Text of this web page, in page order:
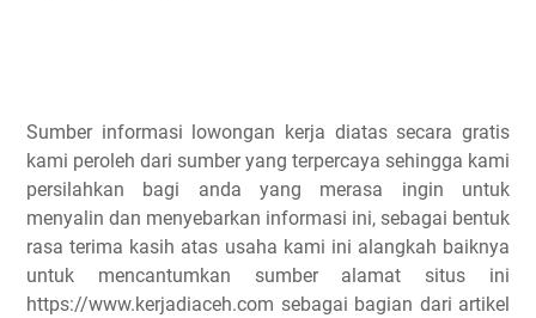
Sumber informasi lowongan kerja diatas secara gratis
kami peroleh dari sumber yang terpercaya sehingga kami
persilahkan bagi anda yang merasa ingin untuk
menyalin dan menyebarkan informasi ini, sebagai bentuk
rasa terima kasih atas usaha kami ini alangkah baiknya
untuk mencantumkan sumber alamat situs ini
https://www.kerjadiaceh.com sebagai bagian dari artikel